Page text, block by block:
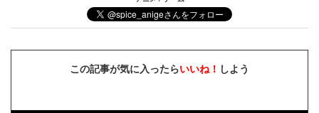
この記事が気に入ったらいいね！ しよう